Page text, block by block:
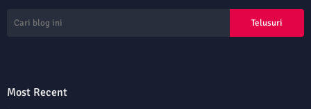
Most Recent